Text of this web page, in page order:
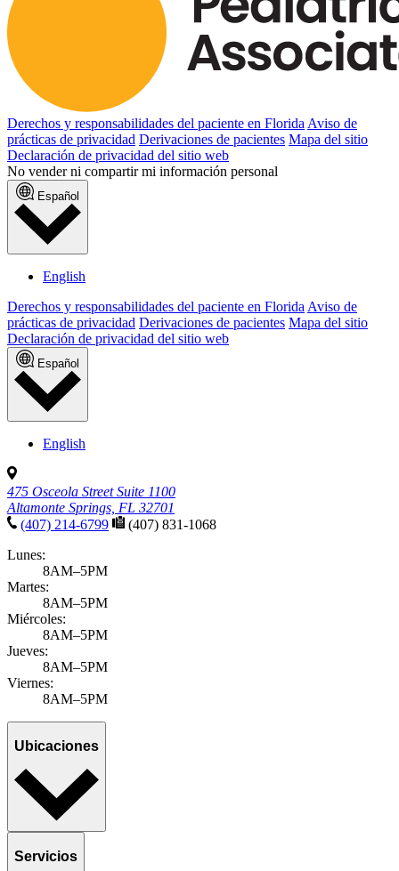
Derechos y responsabilidades del paciente en Florida Aviso de
prácticas de privacidad Derivaciones de pacientes Mapa del sitio
Declaración de privacidad del sitio web
No vender ni compartir mi información personal
Español
English
Derechos y responsabilidades del paciente en Florida Aviso de
prácticas de privacidad Derivaciones de pacientes Mapa del sitio
Declaración de privacidad del sitio web
Español
English
475 Osceola Street Suite 1100
Altamonte Springs, FL 32701
(407) 214-6799
(407) 831-1068
Lunes:
8AM–5PM
Martes:
8AM–5PM
Miércoles:
8AM–5PM
Jueves:
8AM–5PM
Viernes:
8AM–5PM
Ubicaciones
Servicios